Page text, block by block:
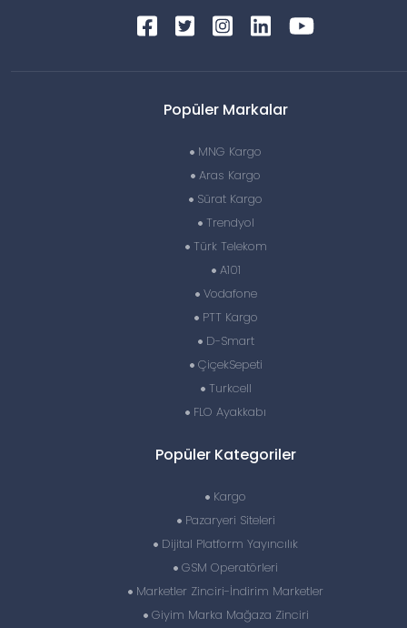
Popüler Markalar
MNG Kargo
Aras Kargo
Sürat Kargo
Trendyol
Türk Telekom
A101
Vodafone
PTT Kargo
D-Smart
ÇiçekSepeti
Turkcell
FLO Ayakkabı
Popüler Kategoriler
Kargo
Pazaryeri Siteleri
Dijital Platform Yayıncılık
GSM Operatörleri
Marketler Zinciri-İndirim Marketler
Giyim Marka Mağaza Zinciri